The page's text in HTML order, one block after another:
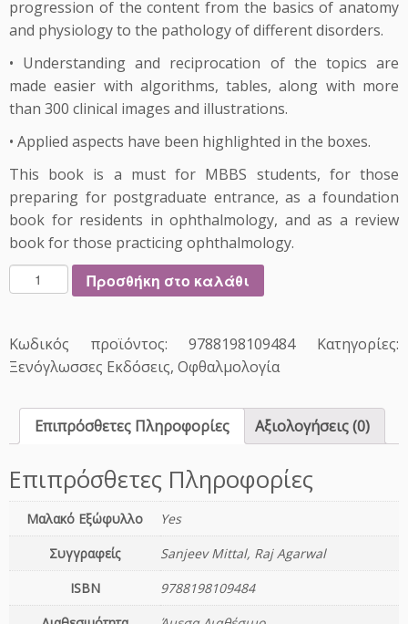
progression of the content from the basics of anatomy
and physiology to the pathology of different disorders.
• Understanding and reciprocation of the topics are
made easier with algorithms, tables, along with more
than 300 clinical images and illustrations.
• Applied aspects have been highlighted in the boxes.
This book is a must for MBBS students, for those
preparing for postgraduate entrance, as a foundation
book for residents in ophthalmology, and as a review
book for those practicing ophthalmology.
T
e
b
o
O
p
t
a
Προσθήκη στο καλάθι
Κωδικός προϊόντος:9788198109484
Κατηγορίες:
Ξενόγλωσσες Εκδόσεις, Οφθαλμολογία
Επιπρόσθετες Πληροφορίες Αξιολογήσεις (0)
Επιπρόσθετες Πληροφορίες
Μαλακό Εξώφυλλο
Yes
Συγγραφείς
Sanjeev Mittal, Raj Agarwal
ISBN
9788198109484